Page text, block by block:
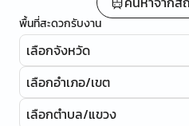
พื้นที่สะดวกรับงาน
เลือกจังหวัด
เลือกอำเภอ/เขต
เลือกตำบล/แขวง